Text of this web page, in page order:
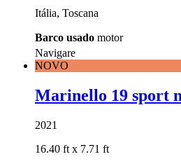
Itália, Toscana
Barco usado motor
Navigare
NOVO
Marinello 19 sport
2021
16.40 ft x 7.71 ft